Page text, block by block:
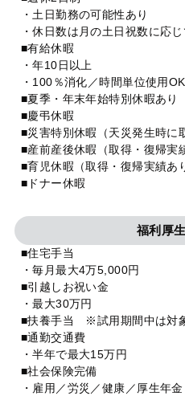
・土日勤務の可能性あり
・休日数は月の土日祝数に応
■有給休暇
・年10日以上
・100％消化／時間単位使用
■夏季・年末年始特別休暇あり
■慶弔休暇
■災害特別休暇（天災発生時に
■産前産後休暇（取得・復帰実
■育児休暇（取得・復帰実績あ
■ドナー休暇
福利厚
■住宅手当
・毎月最大4万5,000円
■引越しお祝い金
・最大30万円
■扶養手当 ※試用期間中は対
■通勤交通費
・半年で最大15万円
■社会保険完備
・雇用／労災／健康／厚生年金